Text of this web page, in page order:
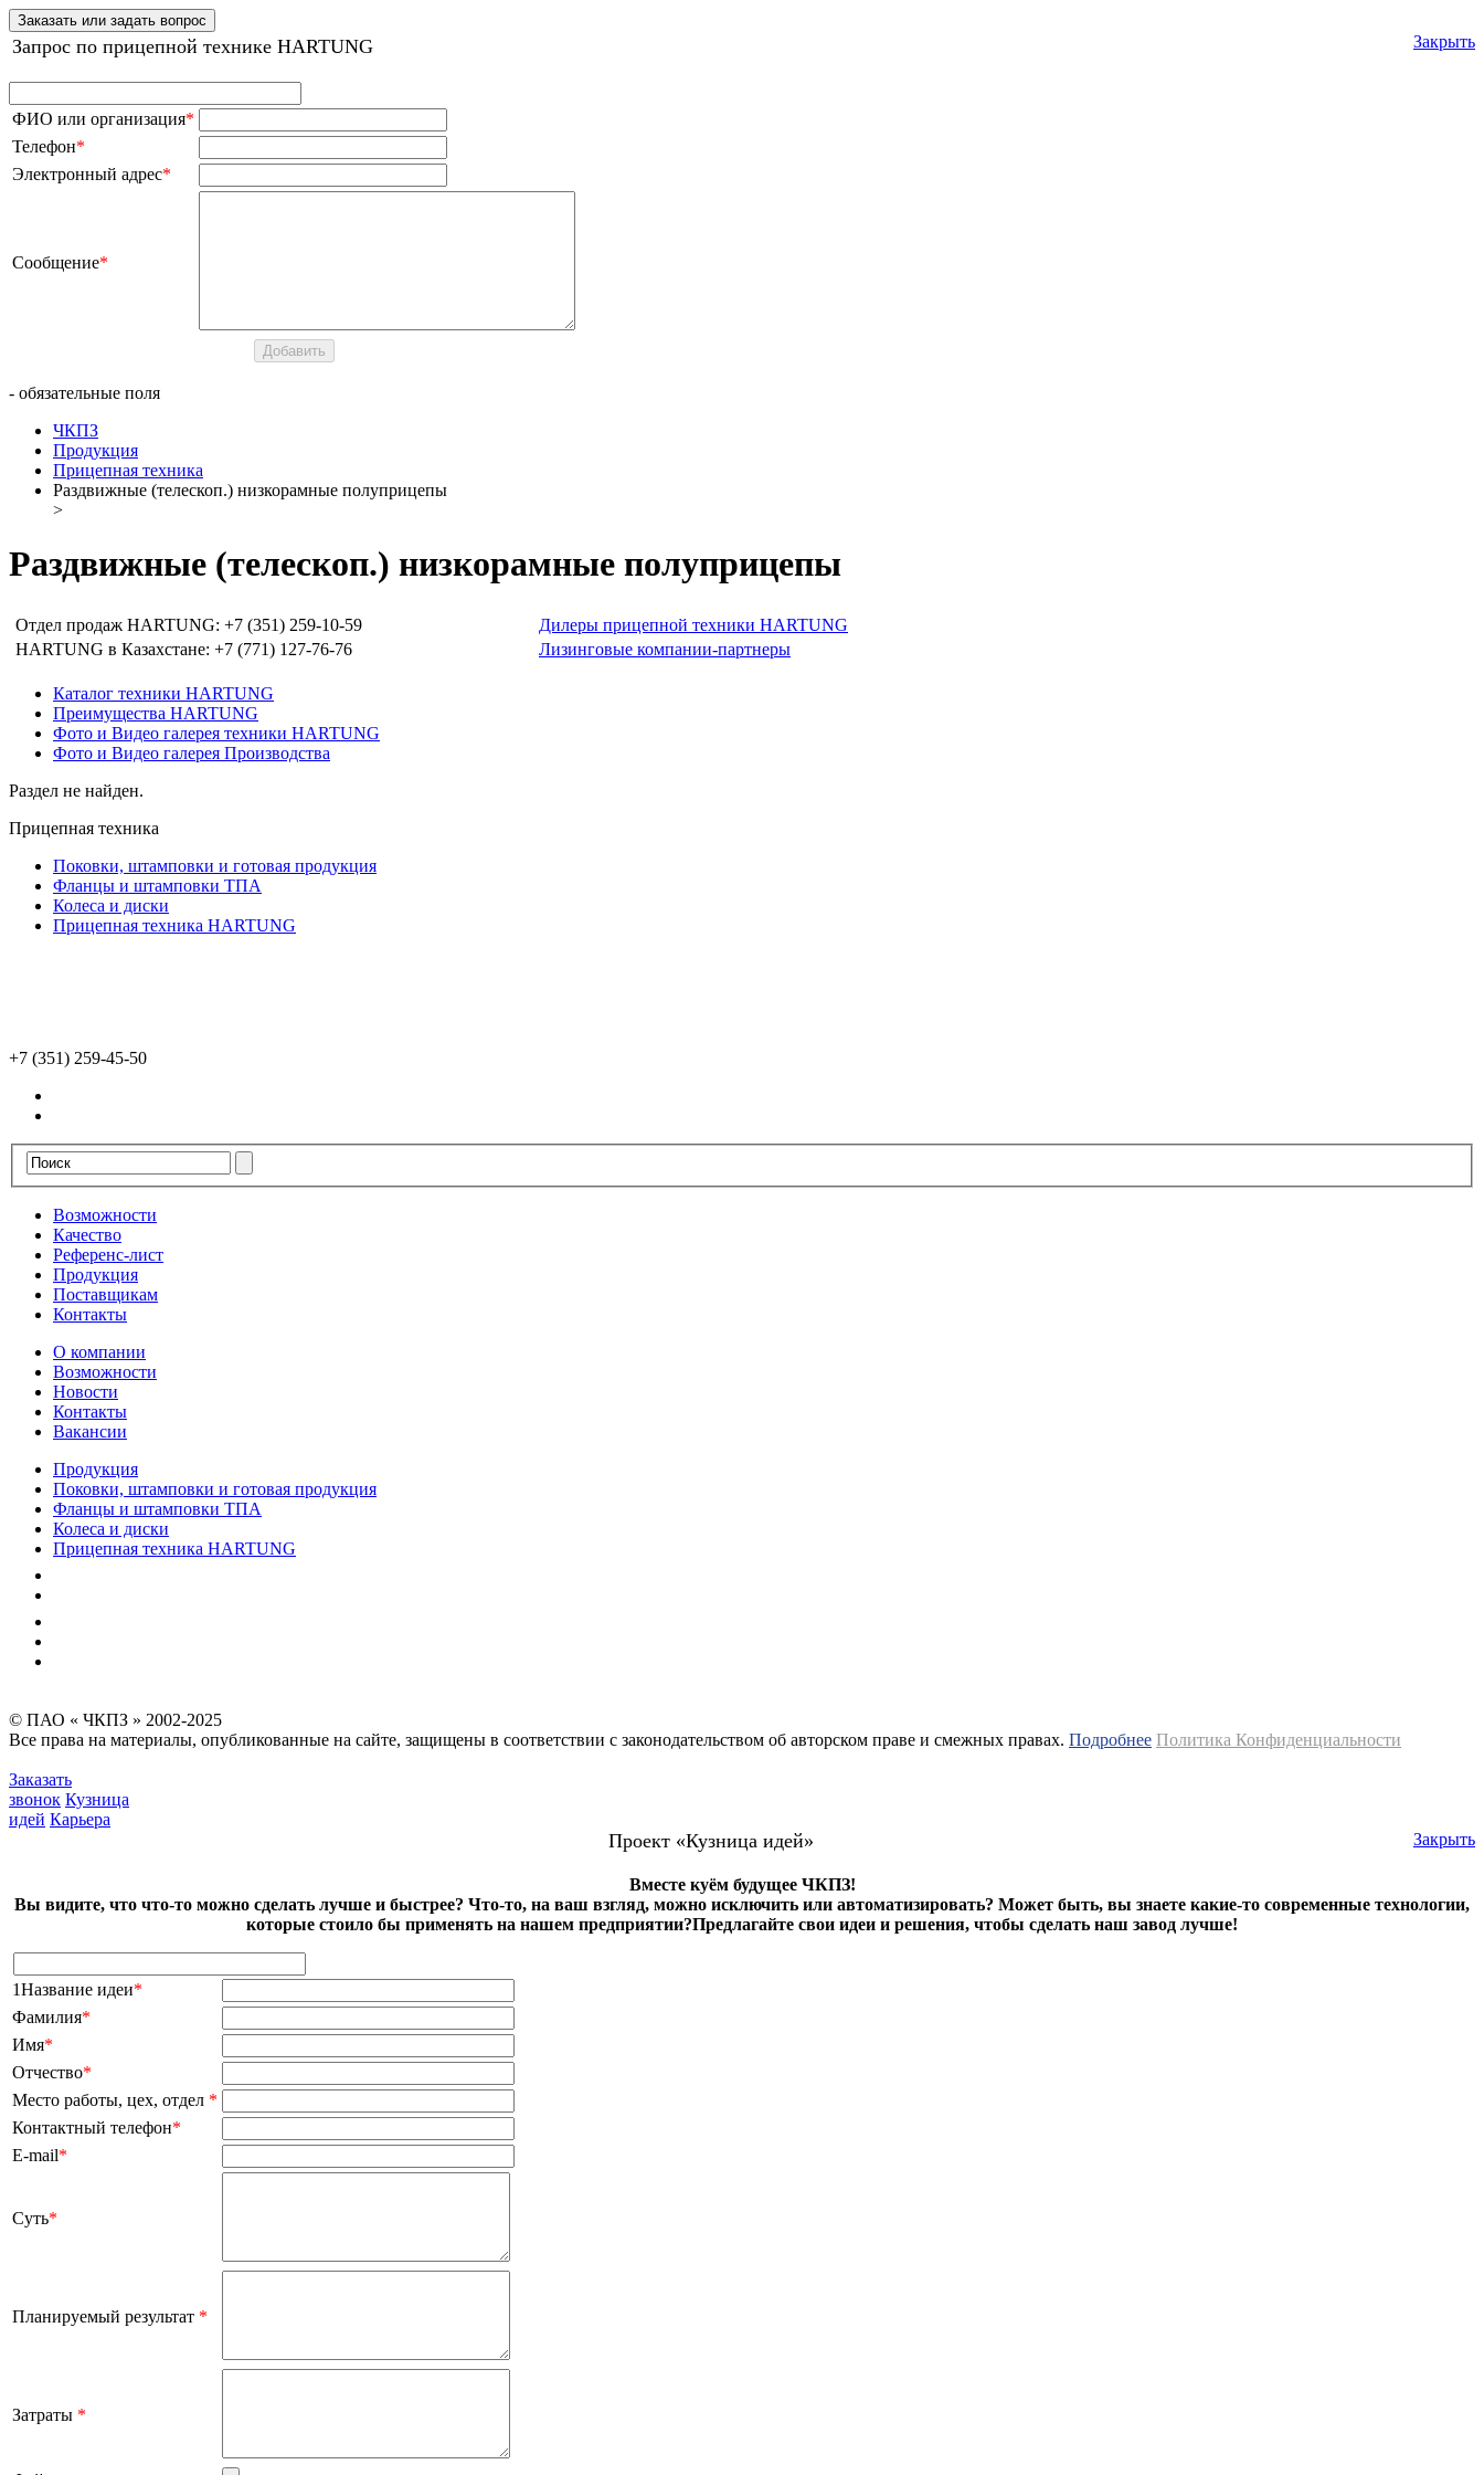
Заказать или задать вопрос
Закрыть
Запрос по прицепной технике HARTUNG
ФИО или организация*
Телефон*
Электронный адрес*
Сообщение*
- обязательные поля
ЧКПЗ
Продукция
Прицепная техника
Раздвижные (телескоп.) низкорамные полуприцепы
>
Раздвижные (телескоп.) низкорамные полуприцепы
Отдел продаж HARTUNG: +7 (351) 259-10-59
Дилеры прицепной техники HARTUNG
HARTUNG в Казахстане: +7 (771) 127-76-76
Лизинговые компании-партнеры
Каталог техники HARTUNG
Преимущества HARTUNG
Фото и Видео галерея техники HARTUNG
Фото и Видео галерея Производства
Раздел не найден.
Прицепная техника
Поковки, штамповки и готовая продукция
Фланцы и штамповки ТПА
Колеса и диски
Прицепная техника HARTUNG
+7 (351) 259-45-50
Возможности
Качество
Референс-лист
Продукция
Поставщикам
Контакты
О компании
Возможности
Новости
Контакты
Вакансии
Продукция
Поковки, штамповки и готовая продукция
Фланцы и штамповки ТПА
Колеса и диски
Прицепная техника HARTUNG
© ПАО « ЧКПЗ » 2002-2025
Все права на материалы, опубликованные на сайте, защищены в соответствии с законодательством об авторском праве и смежных правах. Подробнее Политика Конфиденциальности
Заказать
звонок Кузница
идей Карьера
Закрыть
Проект «Кузница идей»
Вместе куём будущее ЧКПЗ!
Вы видите, что что-то можно сделать лучше и быстрее? Что-то, на ваш взгляд, можно исключить или автоматизировать? Может быть, вы знаете какие-то современные технологии,
которые стоило бы применять на нашем предприятии?Предлагайте свои идеи и решения, чтобы сделать наш завод лучше!
1Название идеи*
Фамилия*
Имя*
Отчество*
Место работы, цех, отдел *
Контактный телефон*
E-mail*
Суть*
Планируемый результат *
Затраты *